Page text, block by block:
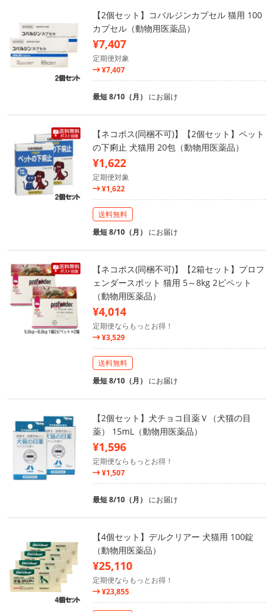
【2個セット】コバルジンカプセル 猫用 100
カプセル（動物用医薬品）
¥7,407
定期便対象
¥7,407
最短 8/10（月） にお届け
【ネコポス(同梱不可)】【2個セット】ペット
の下痢止 犬猫用 20包（動物用医薬品）
¥1,622
定期便対象
¥1,622
送料無料
最短 8/10（月） にお届け
【ネコポス(同梱不可)】【2箱セット】プロフ
ェンダースポット 猫用 5～8kg 2ピペット
（動物用医薬品）
¥4,014
定期便ならもっとお得！
¥3,529
送料無料
最短 8/10（月） にお届け
【2個セット】犬チョコ目薬Ｖ（犬猫の目
薬） 15mL（動物用医薬品）
¥1,596
定期便ならもっとお得！
¥1,507
最短 8/10（月） にお届け
【4個セット】デルクリアー 犬猫用 100錠
（動物用医薬品）
¥25,110
定期便ならもっとお得！
¥23,855